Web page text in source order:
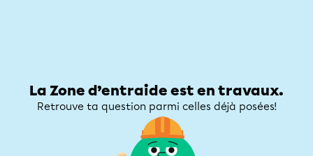
La Zone d’entraide est en travaux.
Retrouve ta question parmi celles déjà posées!